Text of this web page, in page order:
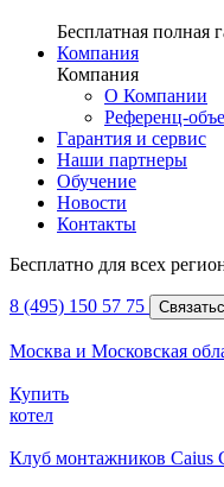
Бесплатная полная
Компания
Компания
О Компании
Референц-
Гарантия и сервис
Наши партнеры
Обучение
Новости
Контакты
Бесплатно для всех
8 (495) 150 57 75
Москва и Московская
Купить
котел
Клуб монтажников Caius